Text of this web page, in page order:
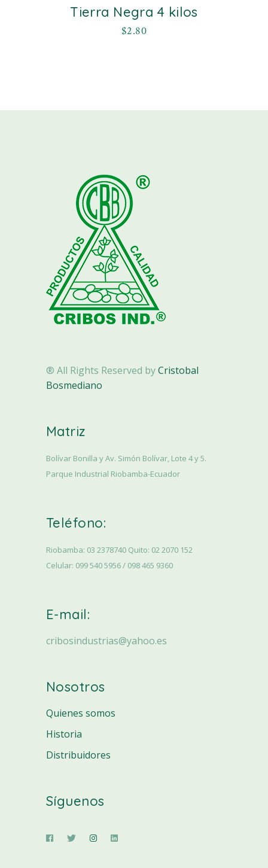
Tierra Negra 4 kilos
$2.80
® All Rights Reserved byCristobal
Bosmediano
Matriz
Bolívar Bonilla y Av. Simón Bolívar, Lote 4 y 5.
Parque Industrial Riobamba-Ecuador
Teléfono:
Riobamba: 03 2378740 Quito: 02 2070 152
Celular: 099 540 5956 / 098 465 9360
E-mail:
cribosindustrias@yahoo.es
Nosotros
Quienes somos
Historia
Distribuidores
Síguenos